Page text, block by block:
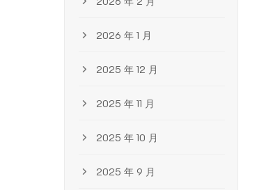
2026 年 1 月
2025 年 12 月
2025 年 11 月
2025 年 10 月
2025 年 9 月